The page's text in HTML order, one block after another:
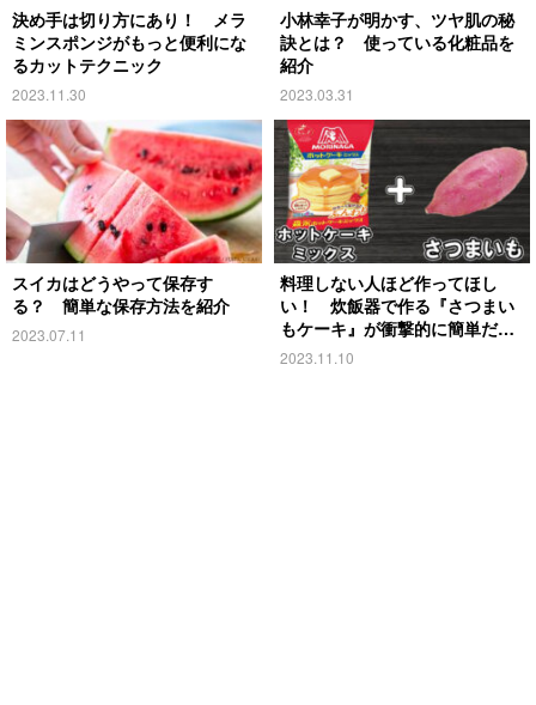
決め手は切り方にあり！ メラ
ミンスポンジがもっと便利にな
るカットテクニック
2023.11.30
小林幸子が明かす、ツヤ肌の秘
訣とは？ 使っている化粧品を
紹介
2023.03.31
スイカはどうやって保存す
る？ 簡単な保存方法を紹介
2023.07.11
料理しない人ほど作ってほし
い！ 炊飯器で作る『さつまい
もケーキ』が衝撃的に簡単だっ
た
2023.11.10